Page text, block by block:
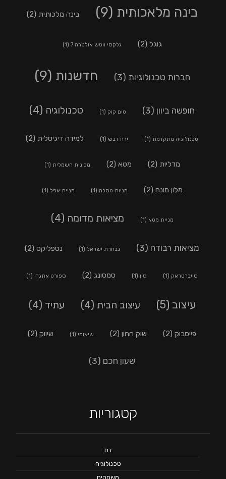
בינה מלאכותית (9) בינה מלכותית (2)
גוגל (2) גלקסי ווטש אולטרה 7 (1)
חברות טכנולוגיות (3) חדשנות (9)
חופשה ביוון (3) טים קוק (1) טכנולוגיה (4)
טכנולוגיה מתקדמת (1) ירח דבש (1) למידה דיגיטלית (2)
מדליות (2) מטא (2) מכונית חשמלית (1)
מלון מונה (2) מניות טסלה (1) מניית אפל (1)
מניית מטא (1) מציאות מדומה (4)
מציאות רבודה (3) נבחרת ישראל (1) נטפליקס (2)
סייברטראק (1) סין (1) סמסונג (2) ספורט אתגרי (1)
עיצוב (5) עיצוב הבית (4) עתיד (4)
פייסבוק (2) שוק ההון (2) שיאומי (1) שיווק (2)
שעון חכם (3)
קטגוריות
דת
טכנולוגיה
משחקים